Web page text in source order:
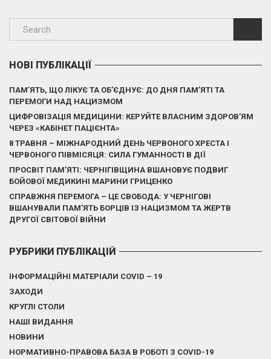
НОВІ ПУБЛІКАЦІЇ
ПАМ’ЯТЬ, ЩО ЛІКУЄ ТА ОБ’ЄДНУЄ: ДО ДНЯ ПАМ’ЯТІ ТА
ПЕРЕМОГИ НАД НАЦИЗМОМ
ЦИФРОВІЗАЦІЯ МЕДИЦИНИ: КЕРУЙТЕ ВЛАСНИМ ЗДОРОВ’ЯМ
ЧЕРЕЗ «КАБІНЕТ ПАЦІЄНТА»
8 ТРАВНЯ – МІЖНАРОДНИЙ ДЕНЬ ЧЕРВОНОГО ХРЕСТА І
ЧЕРВОНОГО ПІВМІСЯЦЯ: СИЛА ГУМАННОСТІ В ДІЇ
ПРОСВІТ ПАМ’ЯТІ: ЧЕРНІГІВЩИНА ВШАНОВУЄ ПОДВИГ
БОЙОВОЇ МЕДИКИНІ МАРИНИ ГРИЦЕНКО
СПРАВЖНЯ ПЕРЕМОГА – ЦЕ СВОБОДА: У ЧЕРНІГОВІ
ВШАНУВАЛИ ПАМ’ЯТЬ БОРЦІВ ІЗ НАЦИЗМОМ ТА ЖЕРТВ
ДРУГОЇ СВІТОВОЇ ВІЙНИ
РУБРИКИ ПУБЛІКАЦІЙ
ІНФОРМАЦІЙНІ МАТЕРІАЛИ COVID – 19
ЗАХОДИ
КРУГЛІ СТОЛИ
НАШІ ВИДАННЯ
НОВИНИ
НОРМАТИВНО-ПРАВОВА БАЗА В РОБОТІ З COVID-19